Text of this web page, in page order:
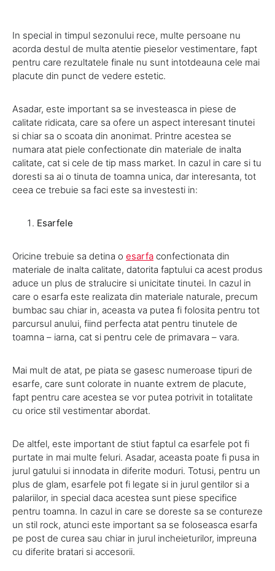
In special in timpul sezonului rece, multe persoane nu
acorda destul de multa atentie pieselor vestimentare, fapt
pentru care rezultatele finale nu sunt intotdeauna cele mai
placute din punct de vedere estetic.
Asadar, este important sa se investeasca in piese de
calitate ridicata, care sa ofere un aspect interesant tinutei
si chiar sa o scoata din anonimat. Printre acestea se
numara atat piele confectionate din materiale de inalta
calitate, cat si cele de tip mass market. In cazul in care si tu
doresti sa ai o tinuta de toamna unica, dar interesanta, tot
ceea ce trebuie sa faci este sa investesti in:
Esarfele
Oricine trebuie sa detina o esarfa confectionata din
materiale de inalta calitate, datorita faptului ca acest produs
aduce un plus de stralucire si unicitate tinutei. In cazul in
care o esarfa este realizata din materiale naturale, precum
bumbac sau chiar in, aceasta va putea fi folosita pentru tot
parcursul anului, fiind perfecta atat pentru tinutele de
toamna – iarna, cat si pentru cele de primavara – vara.
Mai mult de atat, pe piata se gasesc numeroase tipuri de
esarfe, care sunt colorate in nuante extrem de placute,
fapt pentru care acestea se vor putea potrivit in totalitate
cu orice stil vestimentar abordat.
De altfel, este important de stiut faptul ca esarfele pot fi
purtate in mai multe feluri. Asadar, aceasta poate fi pusa in
jurul gatului si innodata in diferite moduri. Totusi, pentru un
plus de glam, esarfele pot fi legate si in jurul gentilor si a
palariilor, in special daca acestea sunt piese specifice
pentru toamna. In cazul in care se doreste sa se contureze
un stil rock, atunci este important sa se foloseasca esarfa
pe post de curea sau chiar in jurul incheieturilor, impreuna
cu diferite bratari si accesorii.